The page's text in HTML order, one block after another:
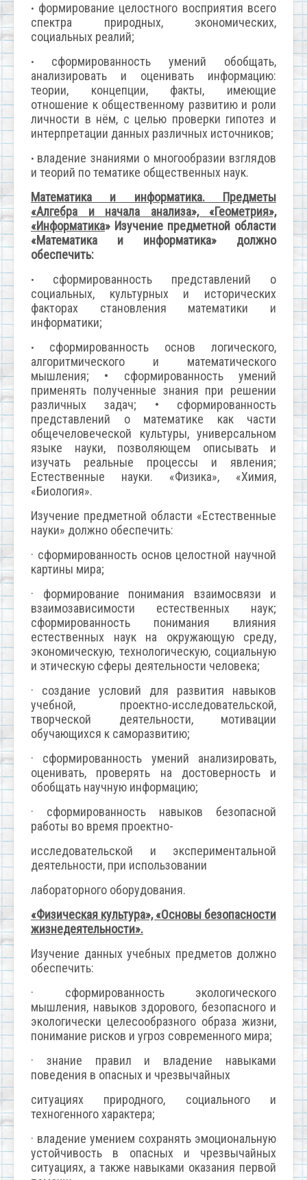
• формирование целостного восприятия всего
спектра природных, экономических,
социальных реалий;
• сформированность умений обобщать,
анализировать и оценивать информацию:
теории, концепции, факты, имеющие
отношение к общественному развитию и роли
личности в нём, с целью проверки гипотез и
интерпретации данных различных источников;
• владение знаниями о многообразии взглядов
и теорий по тематике общественных наук.
Математика и информатика. Предметы
«Алгебра и начала анализа», «Геометрия»,
«Информатика» Изучение предметной области
«Математика и информатика» должно
обеспечить:
• сформированность представлений о
социальных, культурных и исторических
факторах становления математики и
информатики;
• сформированность основ логического,
алгоритмического и математического
мышления; • сформированность умений
применять полученные знания при решении
различных задач; • сформированность
представлений о математике как части
общечеловеческой культуры, универсальном
языке науки, позволяющем описывать и
изучать реальные процессы и явления;
Естественные науки. «Физика», «Химия,
«Биология».
Изучение предметной области «Естественные
науки» должно обеспечить:
· сформированность основ целостной научной
картины мира;
· формирование понимания взаимосвязи и
взаимозависимости естественных наук;
сформированность понимания влияния
естественных наук на окружающую среду,
экономическую, технологическую, социальную
и этическую сферы деятельности человека;
· создание условий для развития навыков
учебной, проектно-исследовательской,
творческой деятельности, мотивации
обучающихся к саморазвитию;
· сформированность умений анализировать,
оценивать, проверять на достоверность и
обобщать научную информацию;
· сформированность навыков безопасной
работы во время проектно-
исследовательской и экспериментальной
деятельности, при использовании
лабораторного оборудования.
«Физическая культура», «Основы безопасности
жизнедеятельности».
Изучение данных учебных предметов должно
обеспечить:
· сформированность экологического
мышления, навыков здорового, безопасного и
экологически целесообразного образа жизни,
понимание рисков и угроз современного мира;
· знание правил и владение навыками
поведения в опасных и чрезвычайных
ситуациях природного, социального и
техногенного характера;
· владение умением сохранять эмоциональную
устойчивость в опасных и чрезвычайных
ситуациях, а также навыками оказания первой